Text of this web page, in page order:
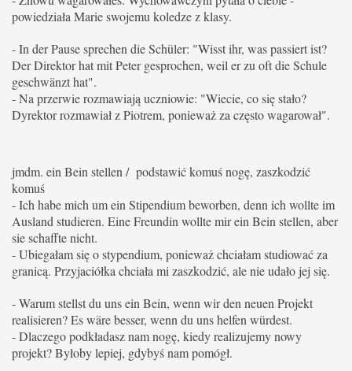
powiedziała Marie swojemu koledze z klasy.
- In der Pause sprechen die Schüler: "Wisst ihr, was passiert ist?
Der Direktor hat mit Peter gesprochen, weil er zu oft die Schule
geschwänzt hat".
- Na przerwie rozmawiają uczniowie: "Wiecie, co się stało?
Dyrektor rozmawiał z Piotrem, ponieważ za często wagarował".
jmdm. ein Bein stellen / podstawić komuś nogę, zaszkodzić
komuś
- Ich habe mich um ein Stipendium beworben, denn ich wollte im
Ausland studieren. Eine Freundin wollte mir ein Bein stellen, aber
sie schaffte nicht.
- Ubiegałam się o stypendium, ponieważ chciałam studiować za
granicą. Przyjaciółka chciała mi zaszkodzić, ale nie udało jej się.
- Warum stellst du uns ein Bein, wenn wir den neuen Projekt
realisieren?Es wäre besser, wenn du uns helfen würdest.
- Dlaczego podkładasz nam nogę, kiedy realizujemy nowy
projekt? Byłoby lepiej, gdybyś nam pomógł.